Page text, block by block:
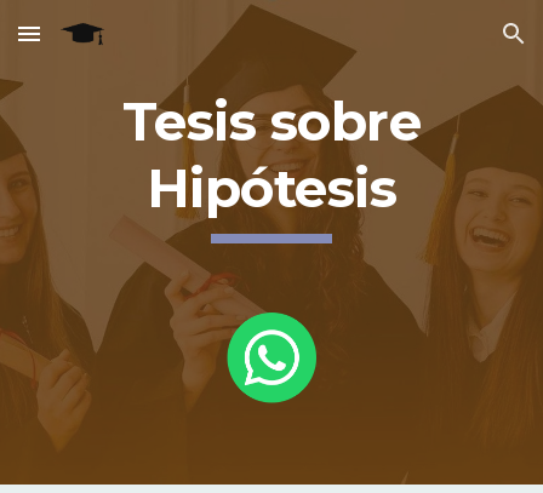
Skip to main content Skip to navigation
Tesis sobre
Hipótesis